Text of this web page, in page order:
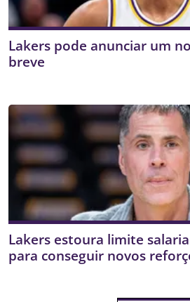
Lakers pode anunciar um
breve
Lakers estoura limite
para conseguir novos